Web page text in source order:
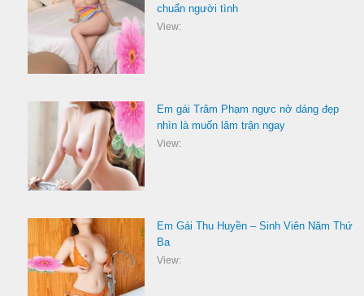
chuẩn người tình
View:
Em gái Trâm Phạm ngực nở dáng đẹp
nhìn là muốn lâm trận ngay
View:
Em Gái Thu Huyền – Sinh Viên Năm Thứ
Ba
View: